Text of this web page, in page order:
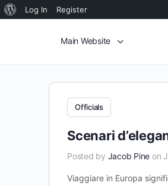
Log In Register
Main Website
Officials
Scenari
Posted by Jacob Pine on
Viaggiare in Europa